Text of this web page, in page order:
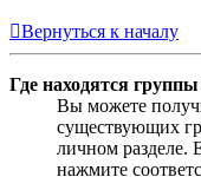
Вернуться к началу
Где находятся
Вы можете
существующих
личном разделе.
нажмите